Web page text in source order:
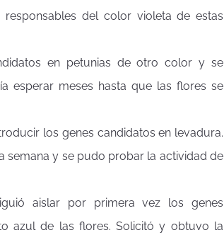
del color violeta de estas
en petunias de otro color y se
esperar meses hasta que las flores se
los genes candidatos en levadura.
semana y se pudo probar la actividad de
aislar por primera vez los genes
azul de las flores. Solicitó y obtuvo la